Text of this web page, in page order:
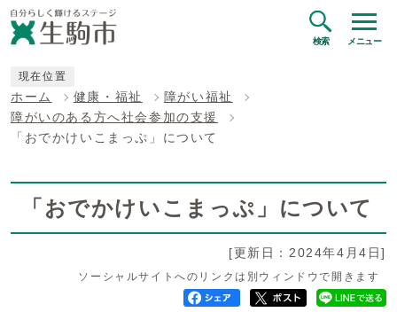
検索 メニュー
現在位置
ホーム 健康・福祉
障がい福祉
障がいのある方へ社会参加の支援
「おでかけいこまっぷ」について
「おでかけいこまっぷ」について
[更新日：2024年4月4日]
ソーシャルサイトへのリンクは別ウィンドウで開きます